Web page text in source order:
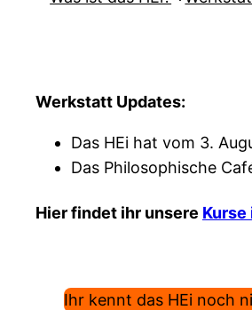
Werkstatt Updates:
Das HEi hat vom 3.
Das Philosophische
Hier findet ihr unsere Kurse
Ihr kennt das HEi noch